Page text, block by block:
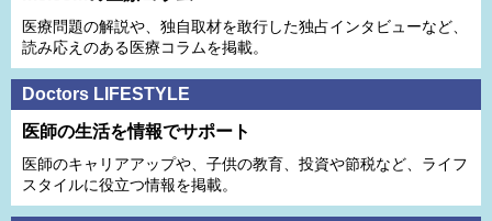
医療問題の解説や、独⾃取材を敢⾏した独占インタビューなど、
読み応えのある医療コラムを掲載。
Doctors LIFESTYLE
医師の生活を情報でサポート
医師のキャリアアップや、子供の教育、投資や節税など、ライフ
スタイルに役立つ情報を掲載。